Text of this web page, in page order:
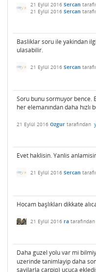
21 Eylül 2016 Sercan
21 Eylül 2016 Sercan
Basliklar soru ile yakindan
ulasabilir.
21 Eylül 2016 Sercan
Soru bunu sormuyor bence.
her elemanından daha hızlı
21 Eylül 2016 Ozgur tarafından
Evet haklisin. Yanlis
21 Eylül 2016 Sercan
Hocam başlıkları dikkate
21 Eylül 2016 ra tarafından
Daha guzel yolu var mi
uzerinde tanimlayip daha
sayilarla carpip) ucuca